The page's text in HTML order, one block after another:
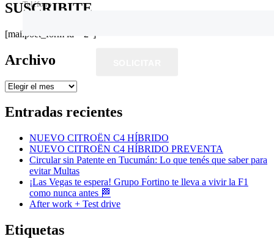
SUSCRIBITE
[mailpoet_form id="2"]
Archivo
Archivo
Entradas recientes
NUEVO CITROËN C4 HÍBRIDO
NUEVO CITROËN C4 HÍBRIDO PREVENTA
Circular sin Patente en Tucumán: Lo que tenés que saber para
evitar Multas
¡Las Vegas te espera! Grupo Fortino te lleva a vivir la F1
como nunca antes 🏁
After work + Test drive
Etiquetas
Teléfono